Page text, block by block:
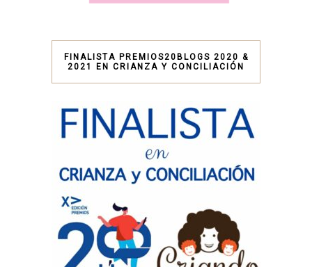
FINALISTA PREMIOS20BLOGS 2020 &
2021 EN CRIANZA Y CONCILIACIÓN